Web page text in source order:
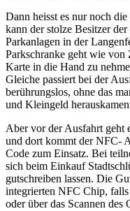
Dann heisst es nur noch
kann der stolze Besitzer
Parkanlagen in der
Parkschranke geht wie von
Karte in die Hand zu
Gleiche passiert bei der
berührungslos, ohne das
und Kleingeld herauskamen
Aber vor der Ausfahrt geht
und dort kommt der NFC-
Code zum Einsatz. Bei
sich beim Einkauf
gutschreiben lassen. Die
integrierten NFC Chip,
oder über das Scannen